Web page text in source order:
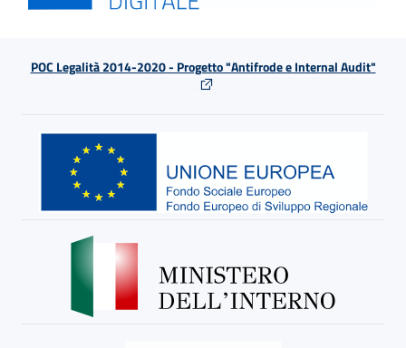
POC Legalità 2014-2020 - Progetto "Antifrode e Internal Audit"